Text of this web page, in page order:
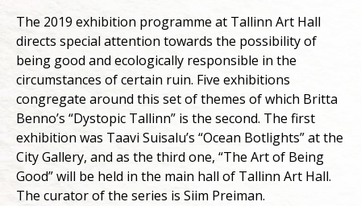
The 2019 exhibition programme at Tallinn Art Hall
directs special attention towards the possibility of
being good and ecologically responsible in the
circumstances of certain ruin. Five exhibitions
congregate around this set of themes of which Britta
Benno’s “Dystopic Tallinn” is the second. The first
exhibition was Taavi Suisalu’s “Ocean Botlights” at the
City Gallery, and as the third one, “The Art of Being
Good” will be held in the main hall of Tallinn Art Hall.
The curator of the series is Siim Preiman.